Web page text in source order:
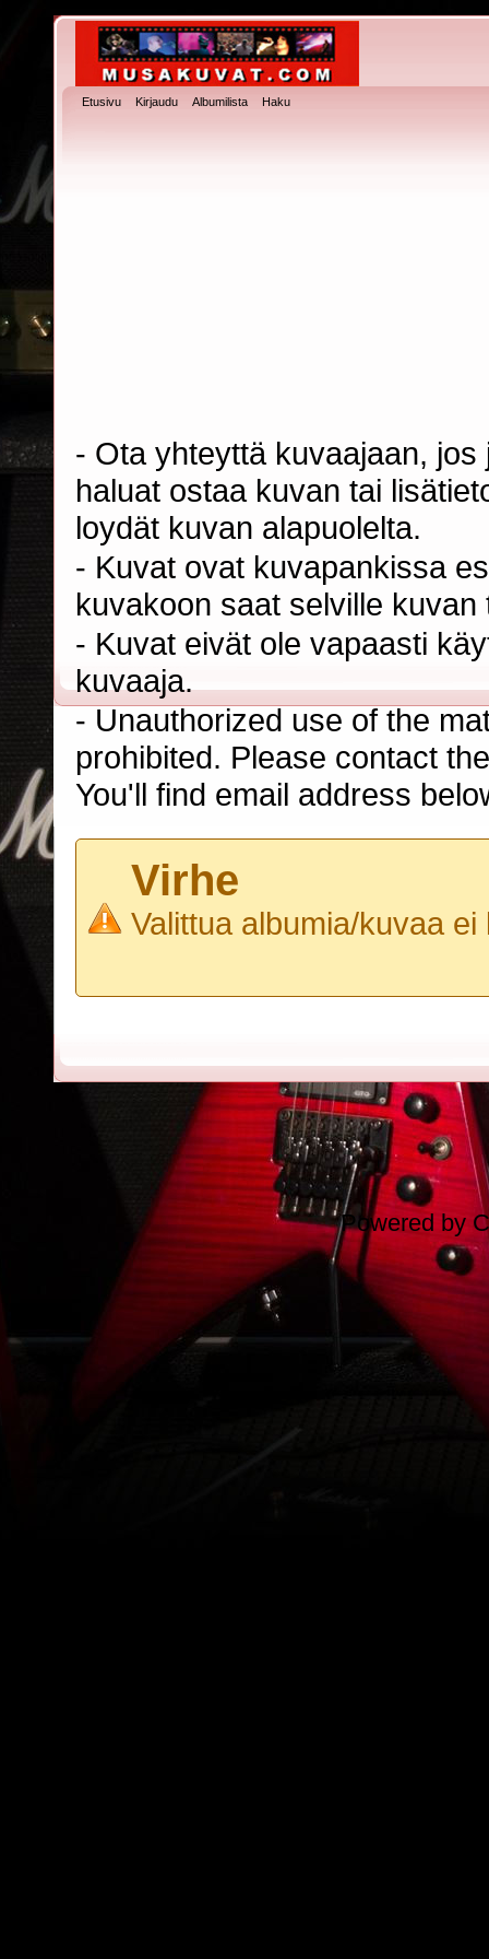
Etusivu Kirjaudu Albumilista Haku
- Ota yhteyttä kuvaajaan,
haluat ostaa kuvan tai
loydät kuvan alapuolelta.
- Kuvat ovat kuvapankissa
kuvakoon saat selville
- Kuvat eivät ole vapaasti
kuvaaja.
- Unauthorized use of the
prohibited. Please contact
You'll find email address
Virhe
Valittua albumia/kuvaa ei
Powered by